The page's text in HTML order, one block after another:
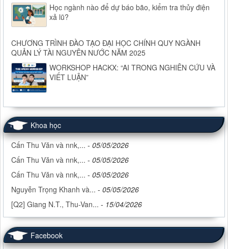
Học ngành nào để dự báo bão, kiểm tra thủy điện
xả lũ?
CHƯƠNG TRÌNH ĐÀO TẠO ĐẠI HỌC CHÍNH QUY NGÀNH
QUẢN LÝ TÀI NGUYÊN NƯỚC NĂM 2025
WORKSHOP HACKX: “AI TRONG NGHIÊN CỨU VÀ
VIẾT LUẬN”
Khoa học
Cấn Thu Văn và nnk,... - 05/05/2026
Cấn Thu Văn và nnk,... - 05/05/2026
Cấn Thu Văn và nnk,... - 05/05/2026
Nguyễn Trọng Khanh và... - 05/05/2026
[Q2] Giang N.T., Thu-Van... - 15/04/2026
Facebook